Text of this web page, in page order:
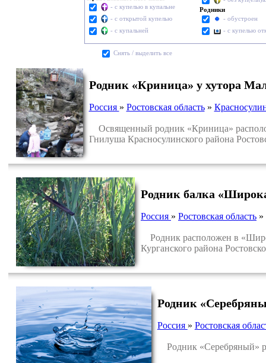
- с купелью в купальне
- с открытой купелью
- с купальней
Родники
- обустроен
- с купелью
Cнять / выделить все
Родник «Криница» у хутора
Россия » Ростовская область»
Освященный родник «Криница»
Гнилуша Красносулинского района
Родник балка
Россия » Ростовская область »
Родник расположен в
Курганского района
Родник
Россия » Ростовская
Родник «Серебряный»